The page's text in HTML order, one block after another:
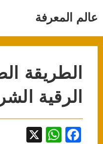
عالم المعرفة
الطريقة
الرقية
F
W